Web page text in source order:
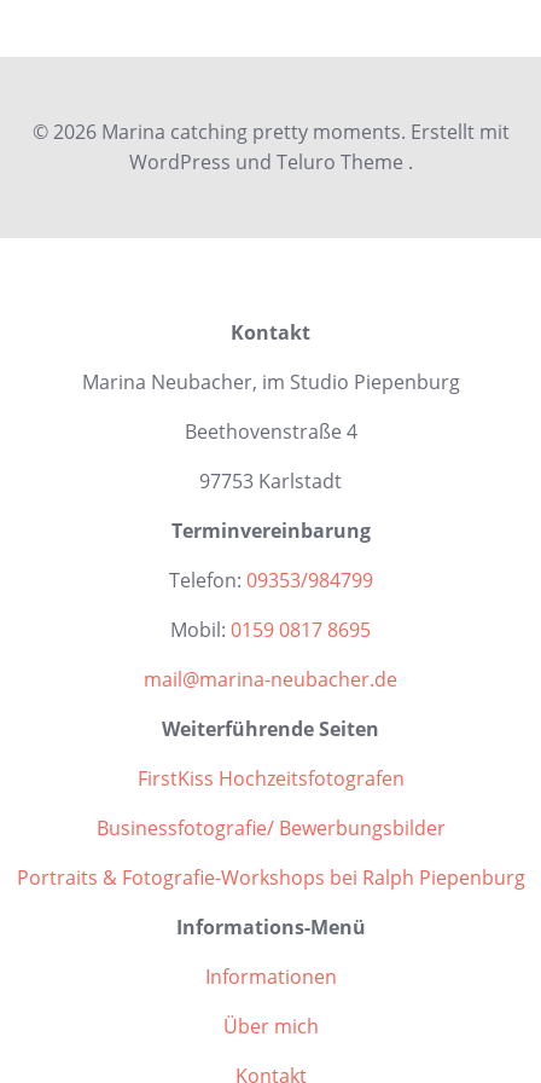
© 2026 Marina catching pretty moments. Erstellt mit
WordPress und Teluro Theme .
Kontakt
Marina Neubacher, im Studio Piepenburg
Beethovenstraße 4
97753 Karlstadt
Terminvereinbarung
Telefon: 09353/984799
Mobil: 0159 0817 8695
mail@marina-neubacher.de
Weiterführende Seiten
FirstKiss Hochzeitsfotografen
Businessfotografie/ Bewerbungsbilder
Portraits & Fotografie-Workshops bei Ralph Piepenburg
Informations-Menü
Informationen
Über mich
Kontakt